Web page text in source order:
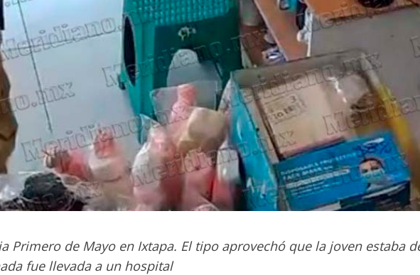
Primero de Mayo en Ixtapa. El tipo aprovechó que la joven estaba
fue llevada a un hospital